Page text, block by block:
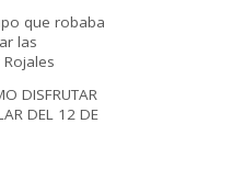
que robaba
las
DISFRUTAR
DEL 12 DE